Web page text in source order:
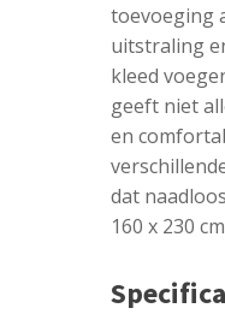
toevoeging
uitstraling
kleed
geeft niet
en
dat
160 x 230